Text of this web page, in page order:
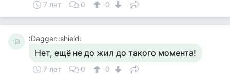
7 лет 0 0
:D :Dagger::shield:
Нет, ещё не до жил до такого момента!
7 лет 0 0